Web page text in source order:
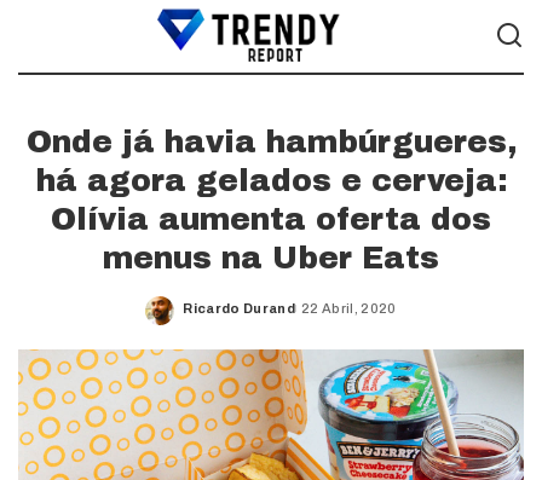
Onde já havia hambúrgueres,
há agora gelados e cerveja:
Olívia aumenta oferta dos
menus na Uber Eats
Posted
Ricardo Durand 22 Abril, 2020